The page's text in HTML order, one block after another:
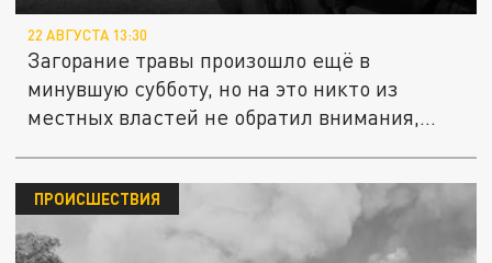
22 АВГУСТА 13:30
Загорание травы произошло ещё в
минувшую субботу, но на это никто из
местных властей не обратил внимания,
ПРОИСШЕСТВИЯ